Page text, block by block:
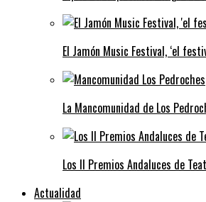
El Jamón Music Festival, ‘el
La Mancomunidad de Los
Los II Premios Andaluces de
Actualidad